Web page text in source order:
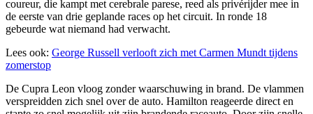
coureur, die kampt met cerebrale parese, reed als privérijder mee in
de eerste van drie geplande races op het circuit. In ronde 18
gebeurde wat niemand had verwacht.
Lees ook: George Russell verlooft zich met Carmen Mundt tijdens
zomerstop
De Cupra Leon vloog zonder waarschuwing in brand. De vlammen
verspreidden zich snel over de auto. Hamilton reageerde direct en